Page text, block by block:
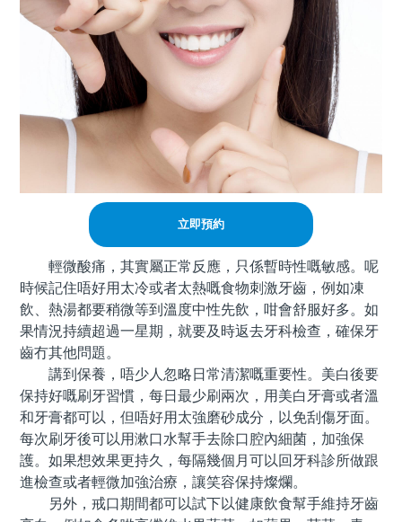
立即預約
輕微酸痛，其實屬正常反應，只係暫時性嘅敏感。呢
時候記住唔好用太冷或者太熱嘅食物刺激牙齒，例如凍
飲、熱湯都要稍微等到溫度中性先飲，咁會舒服好多。如
果情況持續超過一星期，就要及時返去牙科檢查，確保牙
齒冇其他問題。
講到保養，唔少人忽略日常清潔嘅重要性。美白後要
保持好嘅刷牙習慣，每日最少刷兩次，用美白牙膏或者溫
和牙膏都可以，但唔好用太強磨砂成分，以免刮傷牙面。
每次刷牙後可以用漱口水幫手去除口腔內細菌，加強保
護。如果想效果更持久，每隔幾個月可以回牙科診所做跟
進檢查或者輕微加強治療，讓笑容保持燦爛。
另外，戒口期間都可以試下以健康飲食幫手維持牙齒